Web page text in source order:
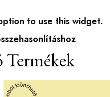
to use this widget.
Termékek